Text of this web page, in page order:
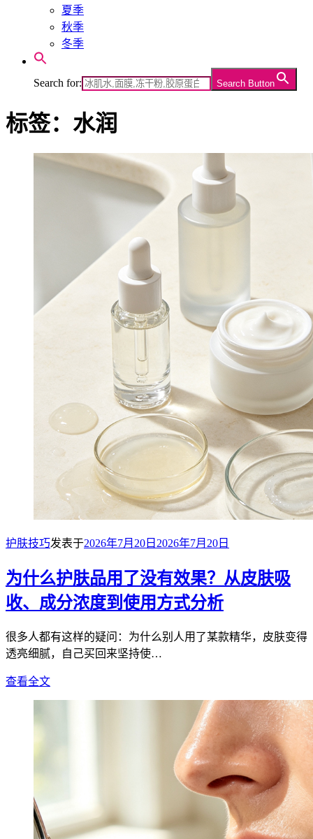
夏季
秋季
冬季
Search for: Search Button
标签：水润
护肤技巧发表于2026年7月20日 2026年7月20日
为什么护肤品用了没有效果？从皮肤吸
收、成分浓度到使用方式分析
很多人都有这样的疑问：为什么别人用了某款精华，皮肤变得
透亮细腻，自己买回来坚持使…
查看全文